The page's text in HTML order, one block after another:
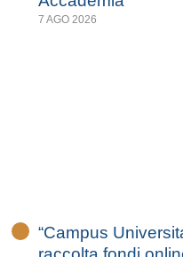
7 AGO 2026
“Campus